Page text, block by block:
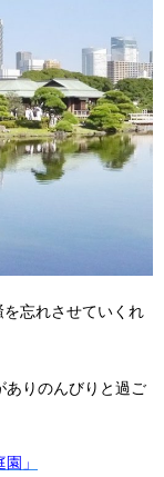
忘れさせていくれ
ありのんびりと過ご
」